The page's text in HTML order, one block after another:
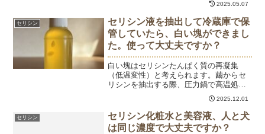
2025.05.07
セリシン
セリシン液を抽出して冷蔵庫で保
管していたら、白い塊ができまし
た。使って大丈夫ですか？
白い塊はセリシンたんぱく質の再凝集
（低温変性）と考えられます。繭からセ
リシンを抽出する際、圧力鍋で高温処理
することで、水に溶けにくいセリシンを
無理やり溶解させています。この溶液を
冷蔵庫に入れることで、セリシン分子が
不安定になり、分子同士が再...
2025.12.01
セリシン
セリシン化粧水と美容液、人と犬
は同じ濃度で大丈夫ですか？